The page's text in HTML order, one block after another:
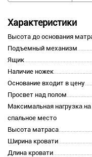
Характеристики
Высота до основания
Подъемный механизм
Ящик
Наличие ножек
Основание входит в цену
Просвет над полом
Максимальная нагрузка на
спальное место
Высота матраса
Ширина кровати
Длина кровати